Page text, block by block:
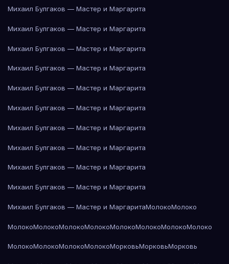
Михаил Булгаков — Мастер и Маргарита
Михаил Булгаков — Мастер и Маргарита
Михаил Булгаков — Мастер и Маргарита
Михаил Булгаков — Мастер и Маргарита
Михаил Булгаков — Мастер и Маргарита
Михаил Булгаков — Мастер и Маргарита
Михаил Булгаков — Мастер и Маргарита
Михаил Булгаков — Мастер и Маргарита
Михаил Булгаков — Мастер и Маргарита
Михаил Булгаков — Мастер и Маргарита
Михаил Булгаков — Мастер и МаргаритаМолокоМолоко
МолокоМолокоМолокоМолокоМолокоМолокоМолокоМолоко
МолокоМолокоМолокоМолокоМорковьМорковьМорковь